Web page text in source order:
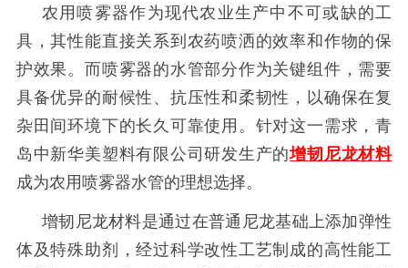
农用喷雾器作为现代农业生产中不可或缺的工
具，其性能直接关系到农药喷洒的效率和作物的保
护效果。而喷雾器的水管部分作为关键组件，需要
具备优异的耐候性、抗压性和柔韧性，以确保在复
杂田间环境下的长久可靠使用。针对这一需求，青
岛中新华美塑料有限公司研发生产的增韧尼龙材料
成为农用喷雾器水管的理想选择。
增韧尼龙材料是通过在普通尼龙基础上添加弹性
体及特殊助剂，经过科学改性工艺制成的高性能工